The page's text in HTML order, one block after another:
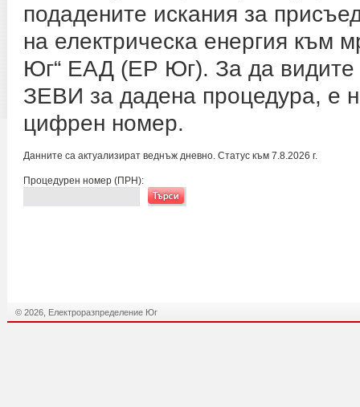
подадените искания за
на електрическа енергия към
Юг“ ЕАД (ЕР Юг). За да видите
ЗЕВИ за дадена процедура, е
цифрен номер.
Данните са актуализират веднъж дневно. Статус към 7.8.2026 г.
Процедурен номер (ПРН):
© 2026, Електроразпределение Юг